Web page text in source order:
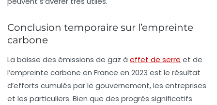
Conclusion temporaire sur l’empreinte
carbone
La baisse des émissions de gaz à effet de serre et de
l’empreinte carbone en France en 2023 est le résultat
d’efforts cumulés par le gouvernement, les entreprises
et les particuliers. Bien que des progrès significatifs